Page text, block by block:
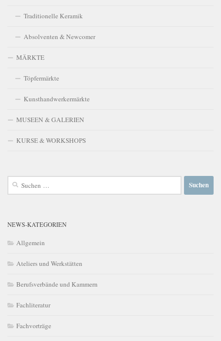
Traditionelle Keramik
Absolventen & Newcomer
MÄRKTE
Töpfermärkte
Kunsthandwerkermärkte
MUSEEN & GALERIEN
KURSE & WORKSHOPS
Suchen
NEWS-KATEGORIEN
Allgemein
Ateliers und Werkstätten
Berufsverbände und Kammern
Fachliteratur
Fachvorträge